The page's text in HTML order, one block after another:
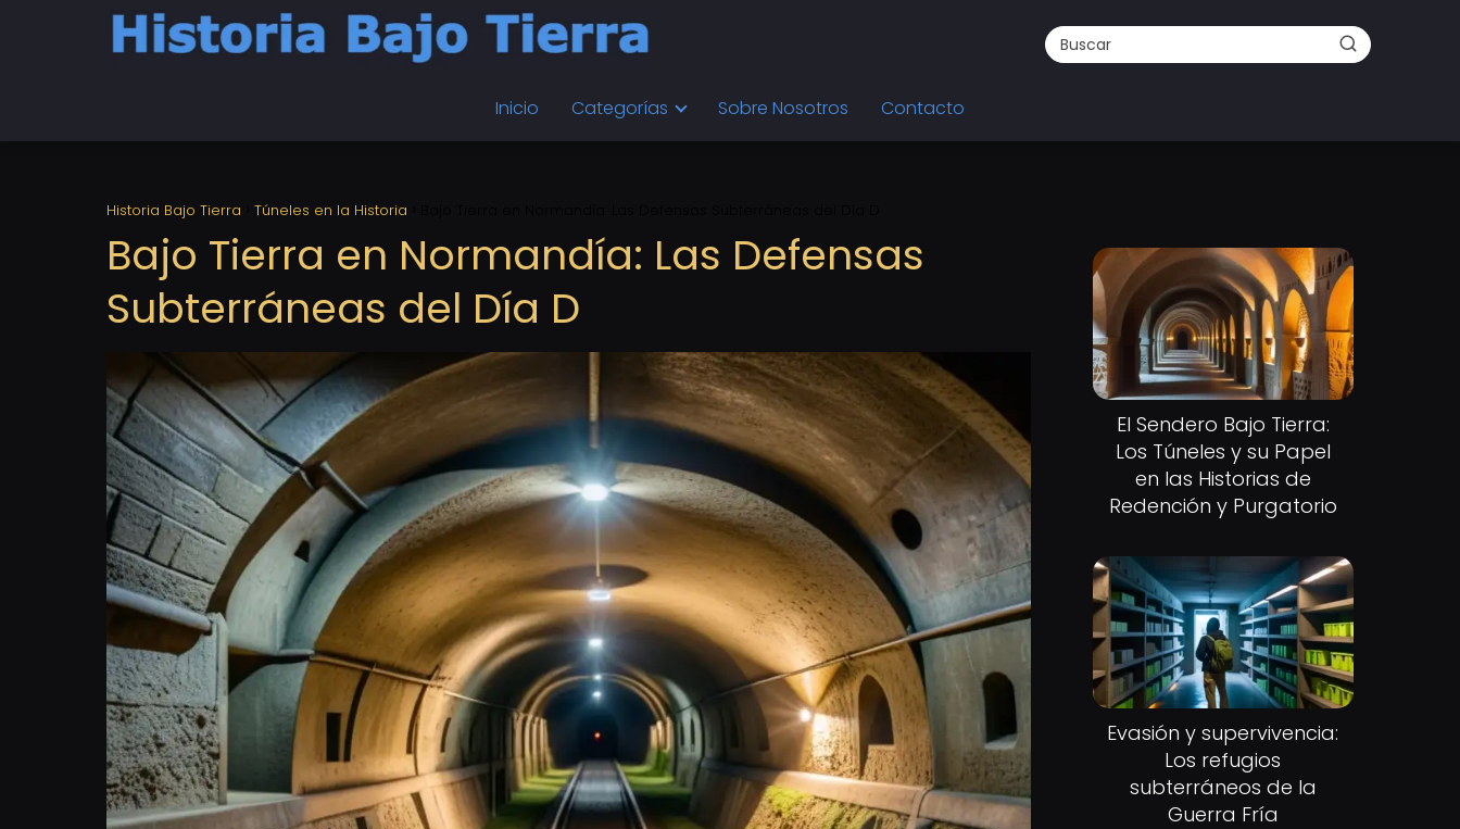
Inicio Categorías Sobre Nosotros Contacto
Historia Bajo Tierra Túneles en la Historia
Bajo Tierra en Normandía: Las Defensas
Subterráneas del Día D
El Sendero Bajo Tierra:
Los Túneles y su Papel
en las Historias de
Redención y Purgatorio
Evasión y supervivencia:
Los refugios
subterráneos de la
Guerra Fría